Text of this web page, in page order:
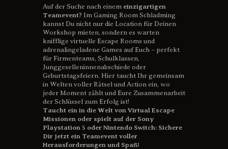
Auf der Suche nach einem einzigartigen
Teamevent? Im Gaming Room Schladming
kannst Du nicht nur die Location für Deinen
Workshop mieten, sondern es warten
knifflige virtuelle Escape Rooms und
adrenalingeladene Games auf Euch – perfekt
für Firmenteams, Schulklassen,
Junggeselleninnenabschiede oder
Geburtstagsfeiern. Hier taucht Ihr gemeinsam
in Welten voller Rätsel und Action ein, wo
jeder Moment zählt und Eure Zusammenarbeit
der Schlüssel zum Erfolg ist!
Taucht ein in die Welt von Virtual Escape
Missionen oder spielt auf der Sony
Playstation 5 oder Nintendo Switch: Sichere
Dir jetzt ein Teamevent voller
Herausforderungen und Spaß!